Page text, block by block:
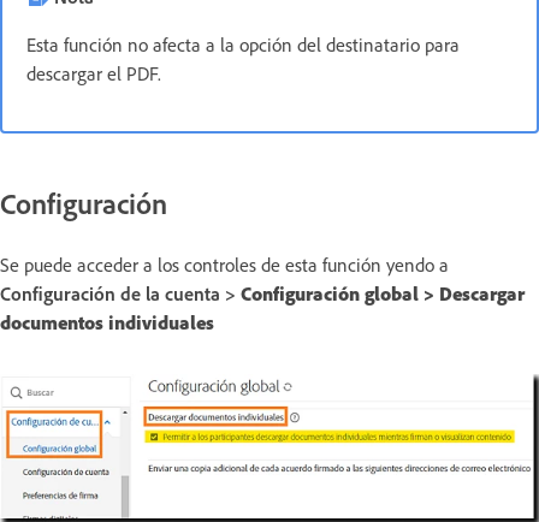
Esta función no afecta a la opción del destinatario para
descargar el PDF.
Configuración
Se puede acceder a los controles de esta función yendo a
Configuración de la cuenta > Configuración global > Descargar
documentos individuales